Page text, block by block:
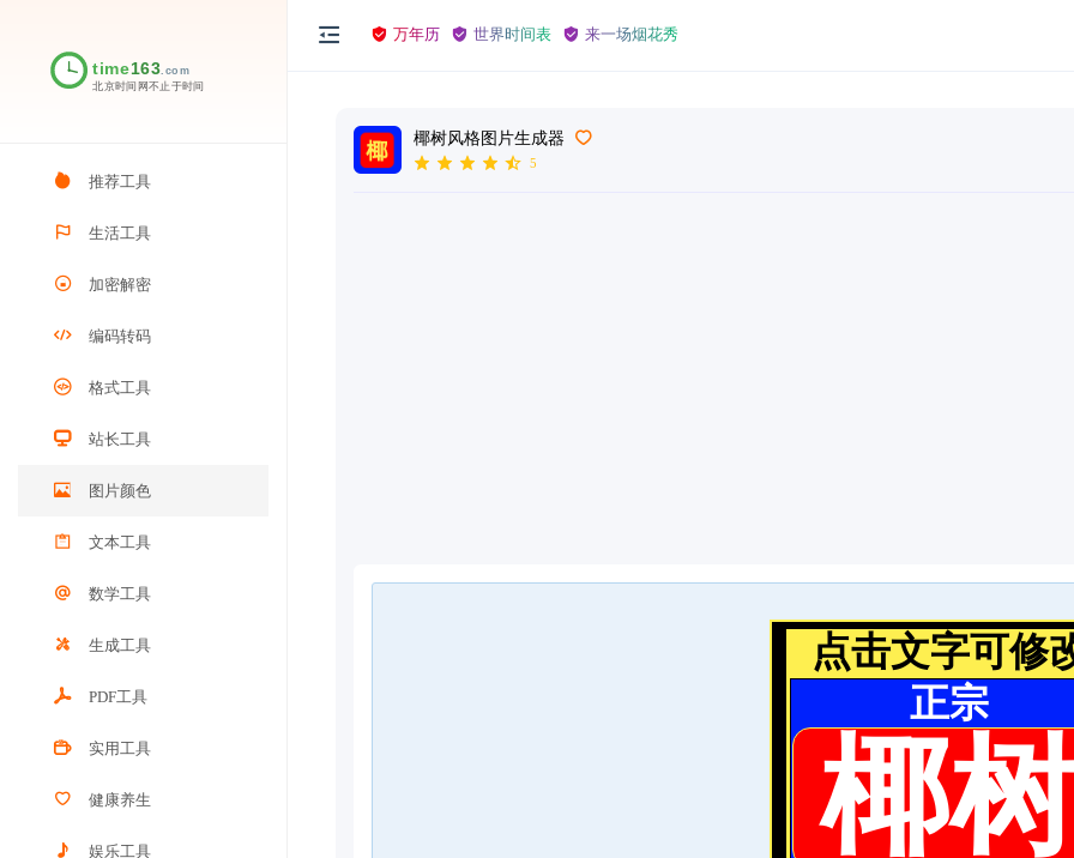
推荐工具
生活工具
加密解密
编码转码
格式工具
站长工具
图片颜色
文本工具
数学工具
生成工具
PDF工具
实用工具
健康养生
娱乐工具
万年历 世界时间表 来一场烟花秀
椰树风格图片生成器
5
点击文字可修
正宗
椰